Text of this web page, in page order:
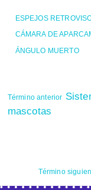
ESPEJOS
CÁMARA DE
ÁNGULO MUERTO
Término anterior
mascotas
Término